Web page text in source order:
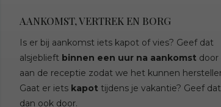
AANKOMST, VERTREK EN BORG
Is er bij aankomst iets kapot of vies? Geef dat
alsjeblieft binnen een uur na aankomstdoor
aan de receptie zodat we het kunnen
Gaat er iets kapot tijdens je vakantie? Geef dat
dan ook door.